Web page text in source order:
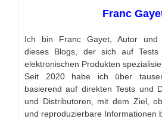
Franc
Ich bin Franc Gayet, Autor und
dieses Blogs, der sich auf Tests
elektronischen Produkten
Seit 2020 habe ich über
basierend auf direkten Tests und
und Distributoren, mit dem Ziel,
und reproduzierbare Informationen